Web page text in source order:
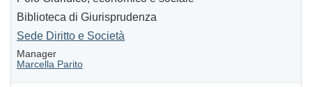
Biblioteca di Giurisprudenza
Sede Diritto e Società
Manager
Marcella Parito